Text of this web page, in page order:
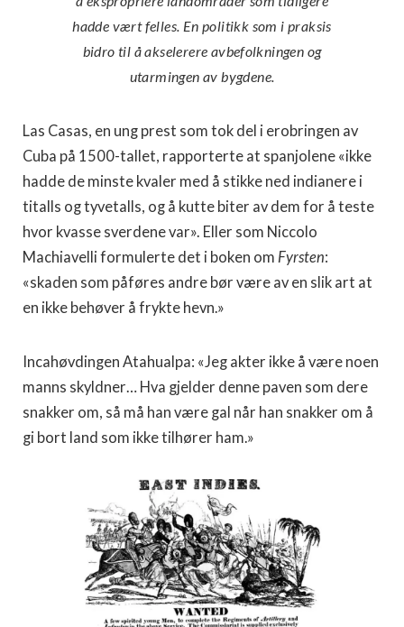
hadde vært felles. En politikk som i praksis
bidro til å akselerere avbefolkningen og
utarmingen av bygdene.
Las Casas, en ung prest som tok del i erobringen av
Cuba på 1500-tallet, rapporterte at spanjolene «ikke
hadde de minste kvaler med å stikke ned indianere i
titalls og tyvetalls, og å kutte biter av dem for å teste
hvor kvasse sverdene var». Eller som Niccolo
Machiavelli formulerte det i boken om Fyrsten:
«skaden som påføres andre bør være av en slik art at
en ikke behøver å frykte hevn.»
Incahøvdingen Atahualpa: «Jeg akter ikke å være noen
manns skyldner… Hva gjelder denne paven som dere
snakker om, så må han være gal når han snakker om å
gi bort land som ikke tilhører ham.»